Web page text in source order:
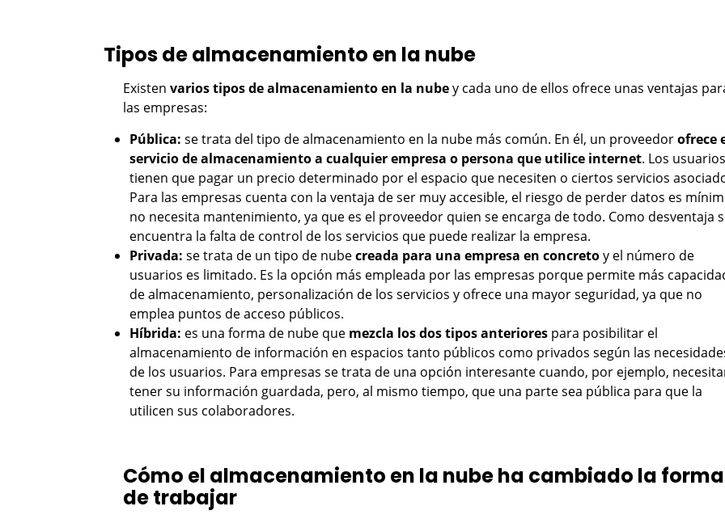
Tipos de almacenamiento en la nube
Existen varios tipos de almacenamiento en la nubey cada uno de ellos ofrece unas ventajas
las empresas:
Pública: se trata del tipo de almacenamiento en la nube más común. En él, un proveedorofrece
servicio de almacenamiento a cualquier empresa o persona que utilice internet. Los usuarios
tienen que pagar un precio determinado por el espacio que necesiten o ciertos servicios
Para las empresas cuenta con la ventaja de ser muy accesible, el riesgo de perder datos es
no necesita mantenimiento, ya que es el proveedor quien se encarga de todo. Como desventaja
encuentra la falta de control de los servicios que puede realizar la empresa.
Privada: se trata de un tipo de nubecreada para una empresa en concretoy el número de
usuarios es limitado. Es la opción más empleada por las empresas porque permite más
de almacenamiento, personalización de los servicios y ofrece una mayor seguridad, ya que no
emplea puntos de acceso públicos.
Híbrida: es una forma de nube que mezcla los dos tipos anteriores para posibilitar el
almacenamiento de información en espacios tanto públicos como privados según las
de los usuarios. Para empresas se trata de una opción interesante cuando, por ejemplo,
tener su información guardada, pero, al mismo tiempo, que una parte sea pública para que la
utilicen sus colaboradores.
Cómo el almacenamiento en la nube ha cambiado la forma
de trabajar